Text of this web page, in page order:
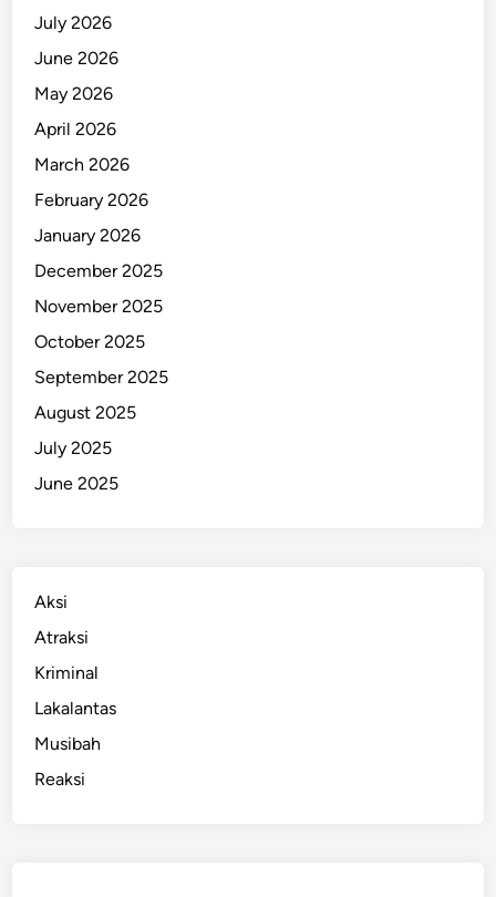
July 2026
June 2026
May 2026
April 2026
March 2026
February 2026
January 2026
December 2025
November 2025
October 2025
September 2025
August 2025
July 2025
June 2025
Aksi
Atraksi
Kriminal
Lakalantas
Musibah
Reaksi